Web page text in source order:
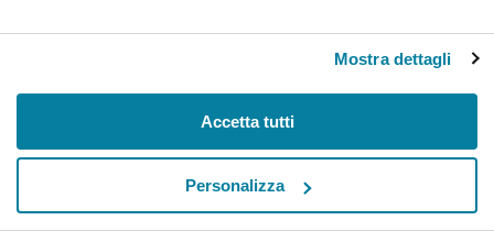
che hai fornito loro o che hanno raccolto dal tuo utilizzo dei loro
Mostra dettagli
Accetta tutti
Personalizza
Aggiorna la pagina per continuare.
Aggiorna